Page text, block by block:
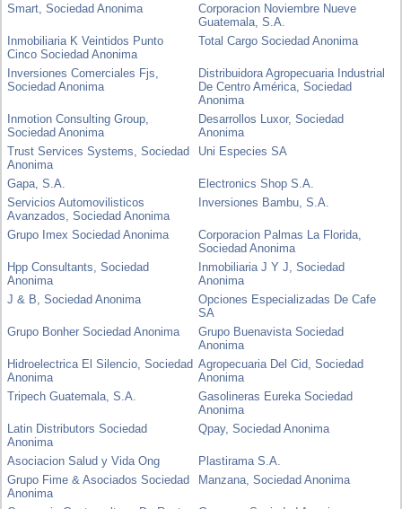
Smart, Sociedad Anonima
Corporacion Noviembre Nueve
Guatemala, S.A.
Inmobiliaria K Veintidos Punto
Cinco Sociedad Anonima
Total Cargo Sociedad Anonima
Inversiones Comerciales Fjs,
Sociedad Anonima
Distribuidora Agropecuaria Industrial
De Centro América, Sociedad
Anonima
Inmotion Consulting Group,
Sociedad Anonima
Desarrollos Luxor, Sociedad
Anonima
Trust Services Systems, Sociedad
Anonima
Uni Especies SA
Gapa, S.A.
Electronics Shop S.A.
Servicios Automovilisticos
Avanzados, Sociedad Anonima
Inversiones Bambu, S.A.
Grupo Imex Sociedad Anonima
Corporacion Palmas La Florida,
Sociedad Anonima
Hpp Consultants, Sociedad
Anonima
Inmobiliaria J Y J, Sociedad
Anonima
J & B, Sociedad Anonima
Opciones Especializadas De Cafe
SA
Grupo Bonher Sociedad Anonima
Grupo Buenavista Sociedad
Anonima
Hidroelectrica El Silencio, Sociedad
Anonima
Agropecuaria Del Cid, Sociedad
Anonima
Tripech Guatemala, S.A.
Gasolineras Eureka Sociedad
Anonima
Latin Distributors Sociedad
Anonima
Qpay, Sociedad Anonima
Asociacion Salud y Vida Ong
Plastirama S.A.
Grupo Fime & Asociados Sociedad
Anonima
Manzana, Sociedad Anonima